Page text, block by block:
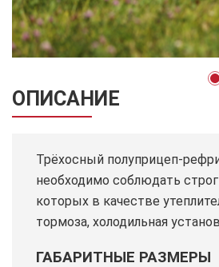
ОПИСАНИЕ
Трёхосный полуприцеп-
необходимо соблюдать
которых в качестве
тормоза, холодильная
ГАБАРИТНЫЕ РАЗМЕРЫ